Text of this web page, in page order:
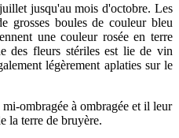
jusqu'au mois d'octobre. Les
grosses boules de couleur bleu
une couleur rosée en terre
des fleurs stériles est lie de vin
légèrement aplaties sur le
ombragée à ombragée et il leur
la terre de bruyère.